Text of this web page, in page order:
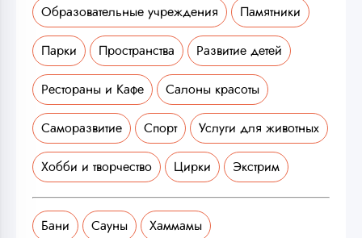
Образовательные учреждения Памятники
Парки Пространства Развитие детей
Рестораны и Кафе Салоны красоты
Саморазвитие Спорт Услуги для животных
Хобби и творчество Цирки Экстрим
Бани Сауны Хаммамы